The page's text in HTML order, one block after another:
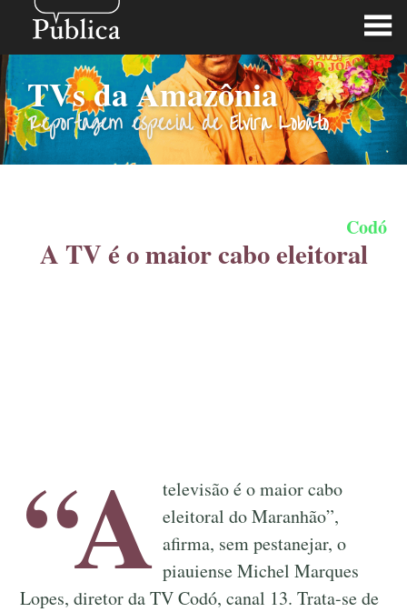
TVs da Amazônia
Reportagem especial deElvira Lobato
Codó
A TV é o maior cabo eleitoral
“A televisão é o maior cabo
eleitoral do Maranhão”,
afirma, sem pestanejar, o
piauiense Michel Marques
Lopes, diretor da TV Codó, canal 13. Trata-se de